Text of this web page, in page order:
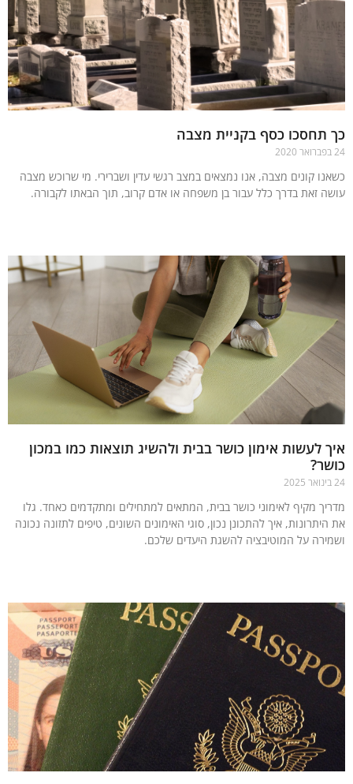
תחסכו כסף בקניית מצבה
קונים מצבה, אנו נמצאים במצב רגשי עדין ושברירי. מי שרוכש מצבה
זאת בדרך כלל עבור בן משפחה או אדם קרוב, תוך הבאתו לקבורה.
לעשות אימון כושר בבית ולהשיג תוצאות כמו במכון
מקיף לאימוני כושר בבית, המתאים למתחילים ומתקדמים כאחד. גלו
איך להתכונן נכון, סוגי האימונים השונים, טיפים לתזונה נכונה
על המוטיבציה להשגת היעדים שלכם.